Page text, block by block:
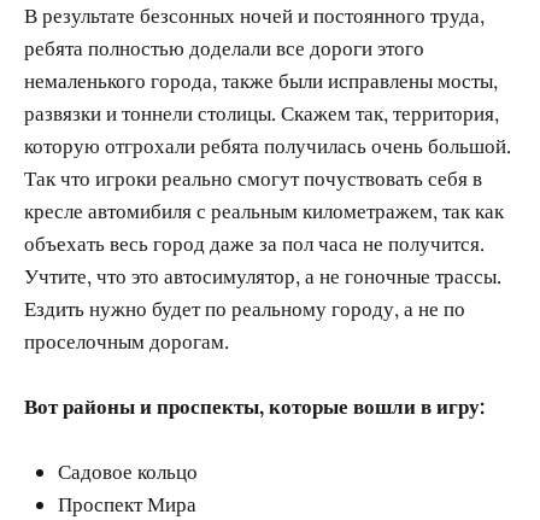
В результате безсонных ночей и постоянного труда,
ребята полностью доделали все дороги этого
немаленького города, также были исправлены мосты,
развязки и тоннели столицы. Скажем так, территория,
которую отгрохали ребята получилась очень большой.
Так что игроки реально смогут почуствовать себя в
кресле автомибиля с реальным километражем, так как
объехать весь город даже за пол часа не получится.
Учтите, что это автосимулятор, а не гоночные трассы.
Ездить нужно будет по реальному городу, а не по
проселочным дорогам.
Вот районы и проспекты, которые вошли в игру:
Садовое кольцо
Проспект Мира